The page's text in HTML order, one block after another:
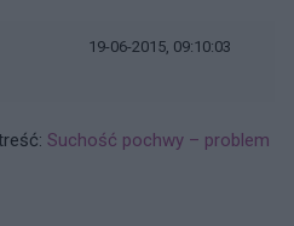
19-06-2015, 09:10:03
Suchość pochwy – problem